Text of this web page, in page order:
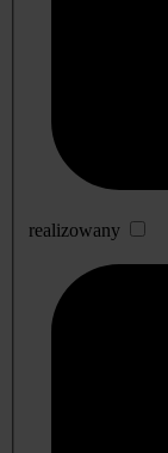
realizowany